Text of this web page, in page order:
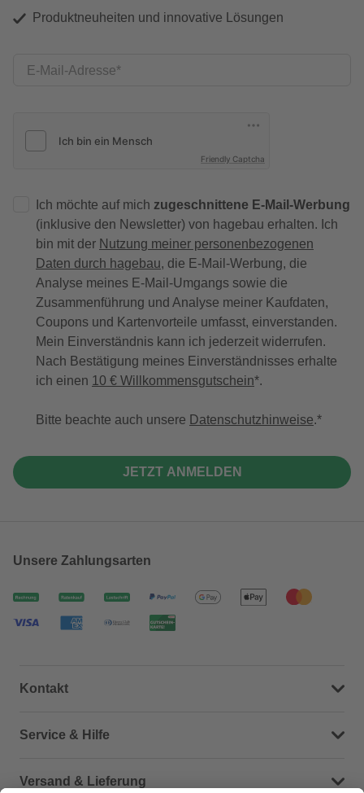
Produktneuheiten und innovative Lösungen
E-Mail-Adresse
Friendly Captcha
Ich möchte auf mich zugeschnittene E-Mail-Werbung
(inklusive den Newsletter) von hagebau erhalten. Ich
bin mit der Nutzung meiner personenbezogenen
Daten durch hagebau, die E-Mail-Werbung, die
Analyse meines E-Mail-Umgangs sowie die
Zusammenführung und Analyse meiner Kaufdaten,
Coupons und Kartenvorteile umfasst, einverstanden.
Mein Einverständnis kann ich jederzeit widerrufen.
Nach Bestätigung meines Einverständnisses erhalte
ich einen 10 € Willkommensgutschein*.
Bitte beachte auch unsere Datenschutzhinweise.
JETZT ANMELDEN
Unsere Zahlungsarten
Kontakt
Dein Kontakt zu uns
Service & Hilfe
Häufige Fragen (FAQ)
Versand & Lieferung